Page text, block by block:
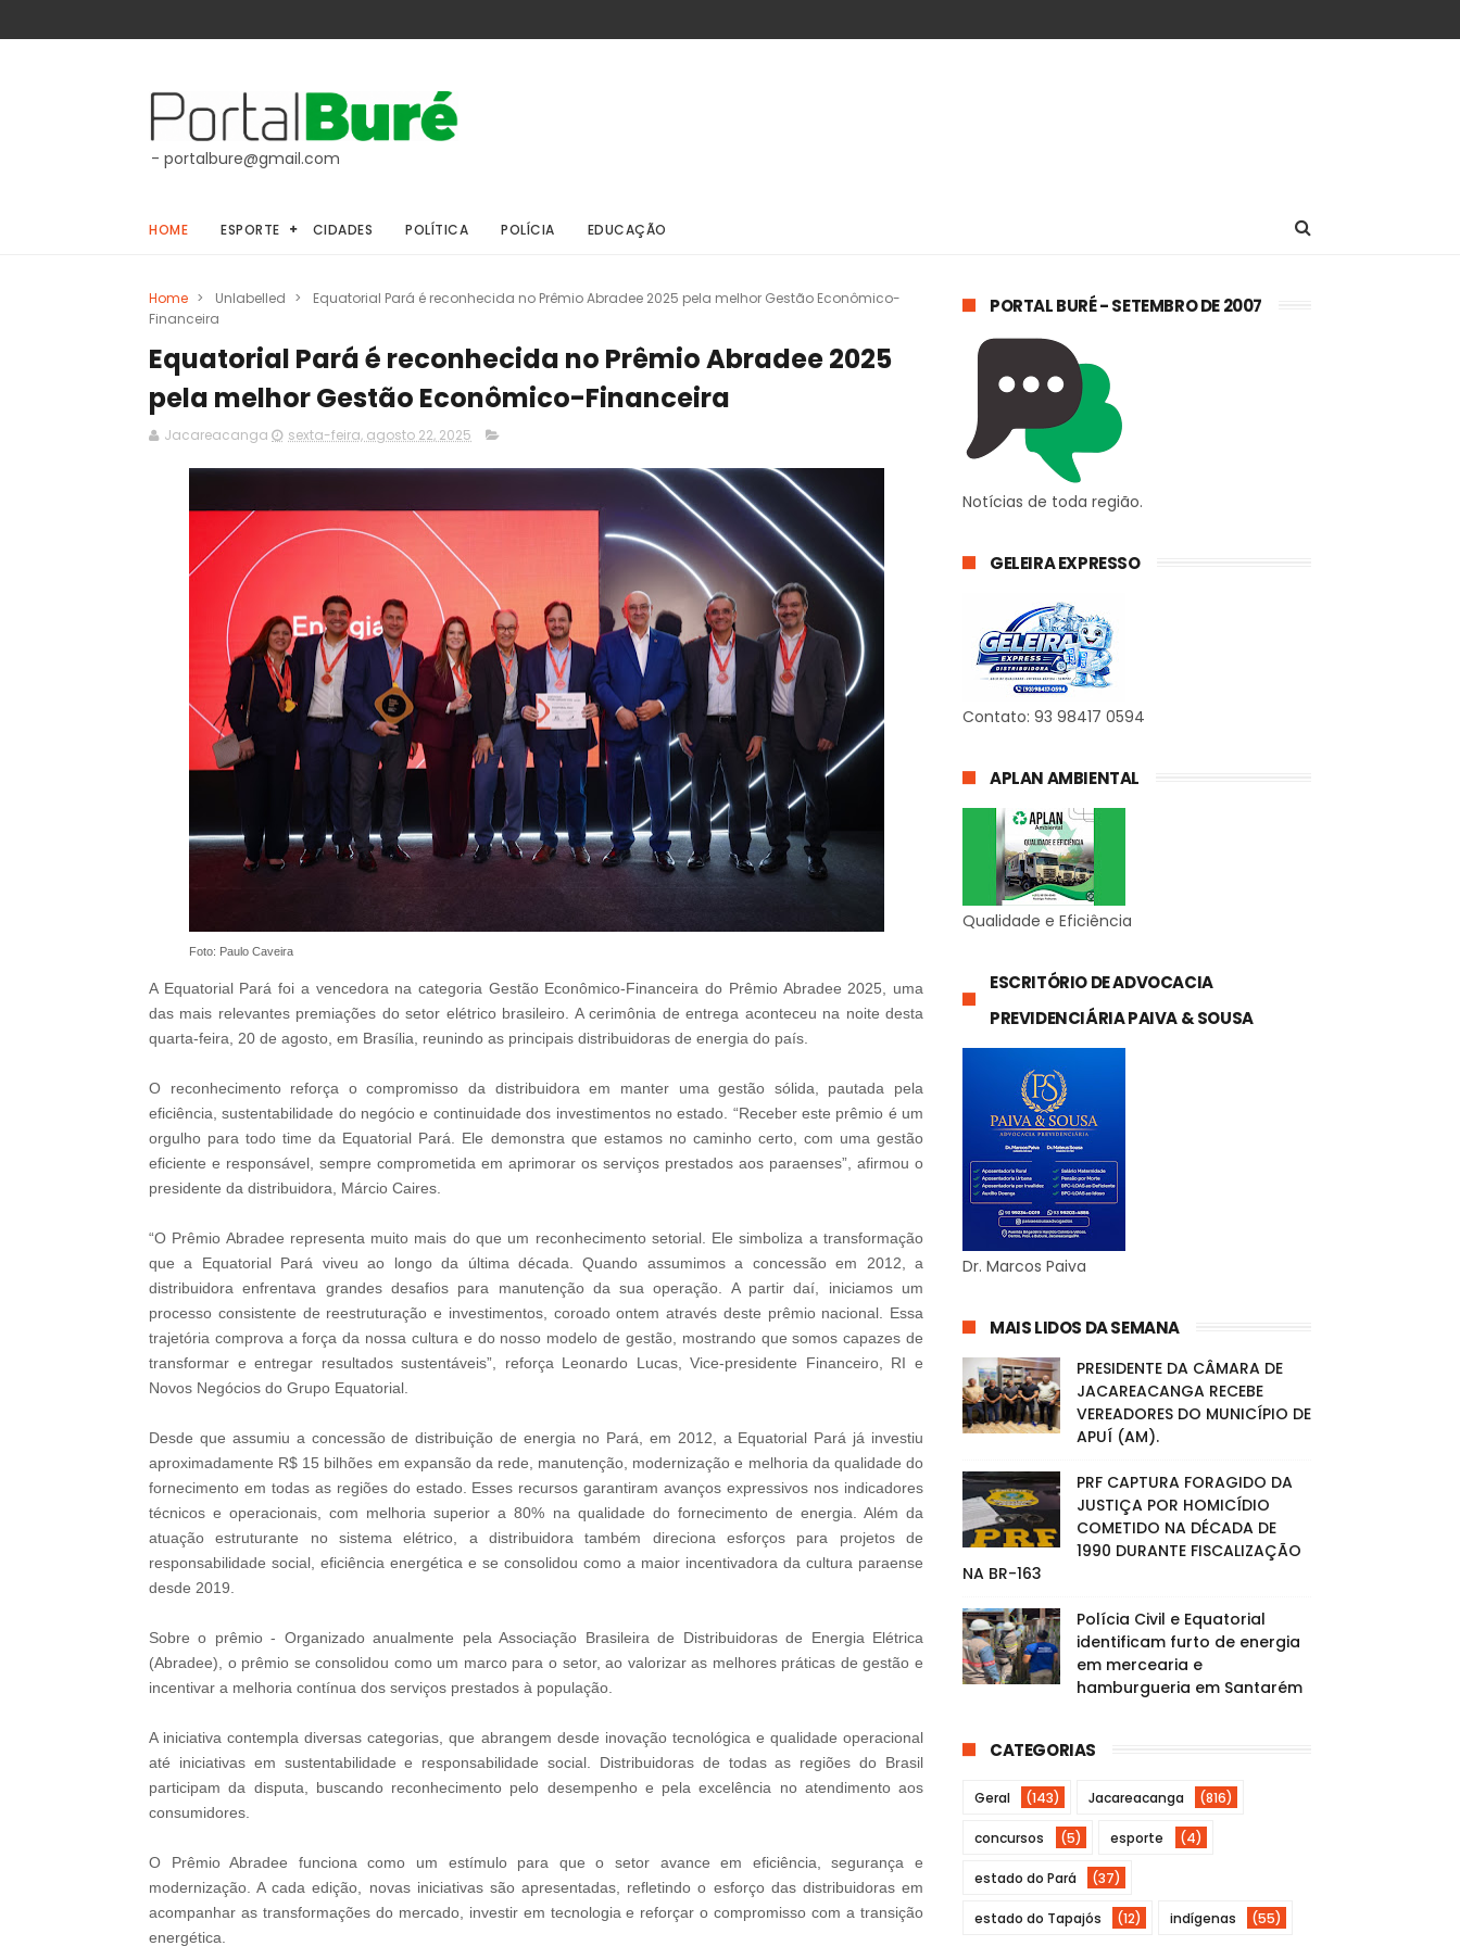
- portalbure@gmail.com
HOME ESPORTE CIDADES POLÍTICA POLÍCIA EDUCAÇÃO
Home > Unlabelled >
Equatorial Pará é reconhecida no Prêmio Abradee 2025 pela melhor Gestão Econômico-
Financeira
Equatorial Pará é reconhecida no Prêmio Abradee 2025
pela melhor Gestão Econômico-Financeira
Jacareacanga sexta-feira, agosto 22, 2025
Foto: Paulo Caveira
A Equatorial Pará foi a vencedora na categoria Gestão Econômico-Financeira do Prêmio Abradee 2025, uma
das mais relevantes premiações do setor elétrico brasileiro. A cerimônia de entrega aconteceu na noite desta
quarta-feira, 20 de agosto, em Brasília, reunindo as principais distribuidoras de energia do país.
O reconhecimento reforça o compromisso da distribuidora em manter uma gestão sólida, pautada pela
eficiência, sustentabilidade do negócio e continuidade dos investimentos no estado. “Receber este prêmio é um
orgulho para todo time da Equatorial Pará. Ele demonstra que estamos no caminho certo, com uma gestão
eficiente e responsável, sempre comprometida em aprimorar os serviços prestados aos paraenses”, afirmou o
presidente da distribuidora, Márcio Caires.
“O Prêmio Abradee representa muito mais do que um reconhecimento setorial. Ele simboliza a transformação
que a Equatorial Pará viveu ao longo da última década. Quando assumimos a concessão em 2012, a
distribuidora enfrentava grandes desafios para manutenção da sua operação. A partir daí, iniciamos um
processo consistente de reestruturação e investimentos, coroado ontem através deste prêmio nacional. Essa
trajetória comprova a força da nossa cultura e do nosso modelo de gestão, mostrando que somos capazes de
transformar e entregar resultados sustentáveis”, reforça Leonardo Lucas, Vice-presidente Financeiro, RI e
Novos Negócios do Grupo Equatorial.
Desde que assumiu a concessão de distribuição de energia no Pará, em 2012, a Equatorial Pará já investiu
aproximadamente R$ 15 bilhões em expansão da rede, manutenção, modernização e melhoria da qualidade do
fornecimento em todas as regiões do estado. Esses recursos garantiram avanços expressivos nos indicadores
técnicos e operacionais, com melhoria superior a 80% na qualidade do fornecimento de energia. Além da
atuação estruturante no sistema elétrico, a distribuidora também direciona esforços para projetos de
responsabilidade social, eficiência energética e se consolidou como a maior incentivadora da cultura paraense
desde 2019.
Sobre o prêmio - Organizado anualmente pela Associação Brasileira de Distribuidoras de Energia Elétrica
(Abradee), o prêmio se consolidou como um marco para o setor, ao valorizar as melhores práticas de gestão e
incentivar a melhoria contínua dos serviços prestados à população.
A iniciativa contempla diversas categorias, que abrangem desde inovação tecnológica e qualidade operacional
até iniciativas em sustentabilidade e responsabilidade social. Distribuidoras de todas as regiões do Brasil
participam da disputa, buscando reconhecimento pelo desempenho e pela excelência no atendimento aos
consumidores.
O Prêmio Abradee funciona como um estímulo para que o setor avance em eficiência, segurança e
modernização. A cada edição, novas iniciativas são apresentadas, refletindo o esforço das distribuidoras em
acompanhar as transformações do mercado, investir em tecnologia e reforçar o compromisso com a transição
energética.
PORTAL BURÉ - SETEMBRO DE 2007
Notícias de toda região.
GELEIRA EXPRESSO
Contato: 93 98417 0594
APLAN AMBIENTAL
Qualidade e Eficiência
ESCRITÓRIO DE ADVOCACIA
PREVIDENCIÁRIA PAIVA & SOUSA
Dr. Marcos Paiva
MAIS LIDOS DA SEMANA
PRESIDENTE DA CÂMARA DE
JACAREACANGA RECEBE
VEREADORES DO MUNICÍPIO DE
APUÍ (AM).
PRF CAPTURA FORAGIDO DA
JUSTIÇA POR HOMICÍDIO
COMETIDO NA DÉCADA DE
1990 DURANTE FISCALIZAÇÃO
NA BR-163
Polícia Civil e Equatorial
identificam furto de energia
em mercearia e
hamburgueria em Santarém
CATEGORIAS
Geral (143) Jacareacanga (816)
concursos (5) esporte (4)
estado do Pará (37)
estado do Tapajós (12) indígenas (55)